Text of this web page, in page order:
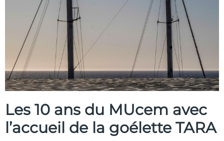
Les 10 ans du MUcem avec
l’accueil de la goélette TARA